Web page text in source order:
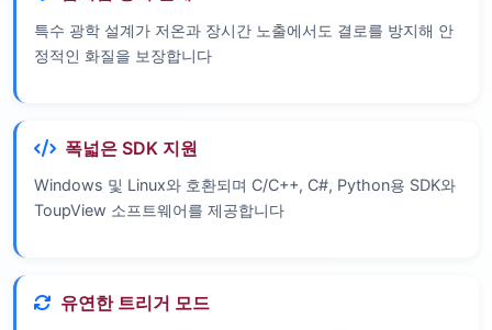
특수 광학 설계가 저온과 장시간 노출에서도 결로를 방지해 안
정적인 화질을 보장합니다
폭넓은 SDK 지원
Windows 및 Linux와 호환되며 C/C++, C#, Python용 SDK와
ToupView 소프트웨어를 제공합니다
유연한 트리거 모드